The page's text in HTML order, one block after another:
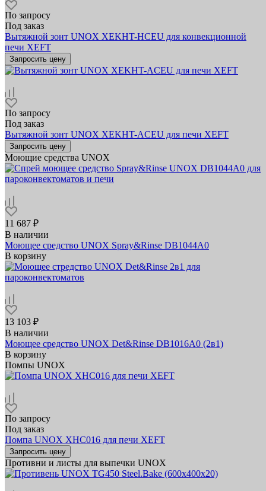
По запросу
Под заказ
Вытяжной зонт UNOX XEKHT-HCEU для конвекционной
печи XEFT
Запросить цену
По запросу
Под заказ
Вытяжной зонт UNOX XEKHT-ACEU для печи XEFT
Запросить цену
Моющие средства UNOX
11 687 ₽
В наличии
Моющее средство UNOX Spray&Rinse DB1044A0
В корзину
13 103 ₽
В наличии
Моющее средство UNOX Det&Rinse DB1016A0 (2в1)
В корзину
Помпы UNOX
По запросу
Под заказ
Помпа UNOX XHC016 для печи XEFT
Запросить цену
Противни и листы для выпечки UNOX